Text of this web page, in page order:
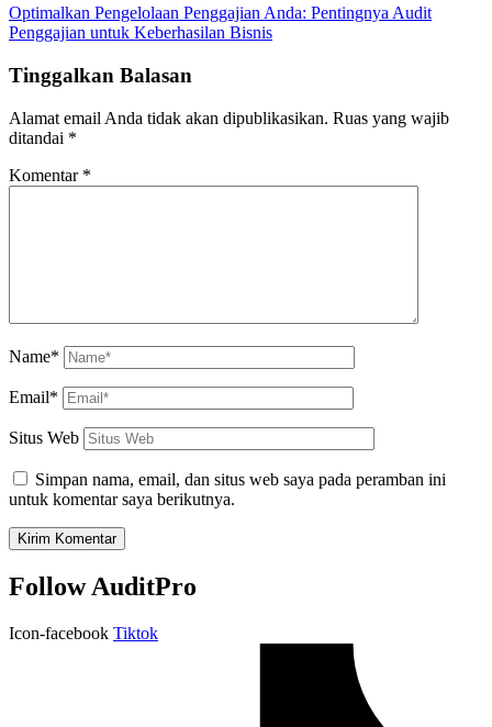
Optimalkan Pengelolaan Penggajian Anda: Pentingnya Audit
Penggajian untuk Keberhasilan Bisnis
Tinggalkan Balasan
Alamat email Anda tidak akan dipublikasikan. Ruas yang wajib
ditandai *
Komentar *
Name*
Email*
Situs Web
Simpan nama, email, dan situs web saya pada peramban ini
untuk komentar saya berikutnya.
Follow AuditPro
Icon-facebook Tiktok